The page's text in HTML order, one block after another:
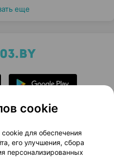
еще
проекта
Медицинский маркетинг
Доставка
cookie
для обеспечения
его улучшения, сбора
персонализированных